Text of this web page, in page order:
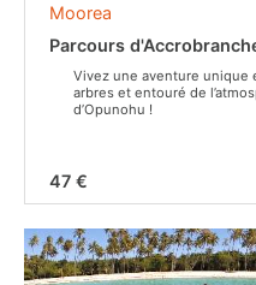
Moorea
Parcours
Vivez une aventure unique
arbres et entouré de
d’Opunohu !
47 €